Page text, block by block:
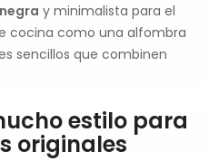
y minimalista para el
cocina como una alfombra
sencillos que combinen
estilo para
originales